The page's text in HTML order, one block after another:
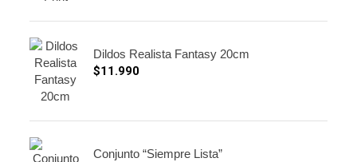
Dildos Realista Fantasy 20cm
$11.990
Conjunto “Siempre Lista”